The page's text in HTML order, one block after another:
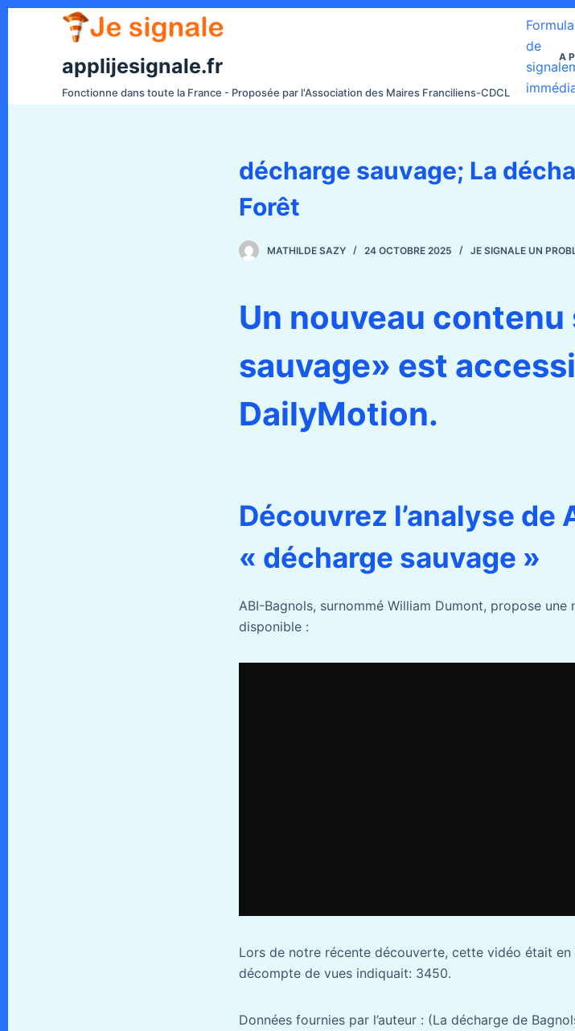
e
applijesignale.fr
Fonctionne dans toute la France - Proposée par l'Association des Maires Franciliens-CDCL
de
A
décharge sauvage; La
Forêt
MATHILDE SAZY 24 OCTOBRE 2025 JE SIGNALE UN
Un nouveau
sauvage» est
DailyMotion.
Découvrez l’analyse de
« décharge sauvage »
ABI-Bagnols, surnommé William Dumont, propose
disponible :
Lors de notre récente découverte, cette vidéo était
décompte de vues indiquait: 3450.
Données fournies par l’auteur : (La décharge de